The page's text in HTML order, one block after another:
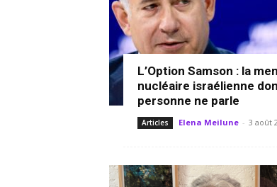
L’Option Samson : la
nucléaire israélienne
personne ne parle
Articles Elena Meilune - 3 août